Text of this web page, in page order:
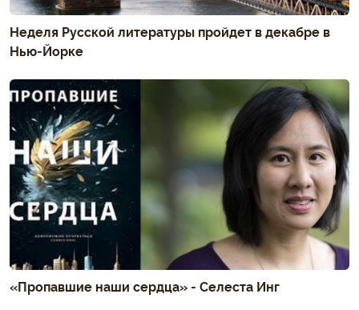
Неделя Русской литературы пройдет в декабре в
Нью-Йорке
«Пропавшие наши сердца» - Селеста Инг